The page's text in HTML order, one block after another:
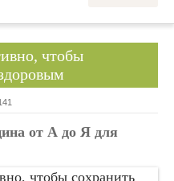
чтобы
от А до Я для